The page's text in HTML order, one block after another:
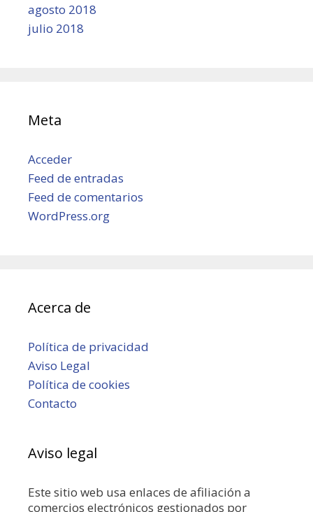
agosto 2018
julio 2018
Meta
Acceder
Feed de entradas
Feed de comentarios
WordPress.org
Acerca de
Política de privacidad
Aviso Legal
Política de cookies
Contacto
Aviso legal
Este sitio web usa enlaces de afiliación a
comercios electrónicos gestionados por